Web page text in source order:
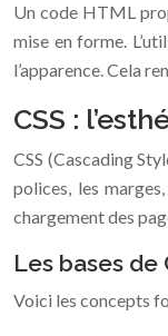
Un code HTML
mise en forme.
l’apparence. Cela
CSS :
CSS (Cascading
polices, les
chargement des
Les bases de
Voici les concepts